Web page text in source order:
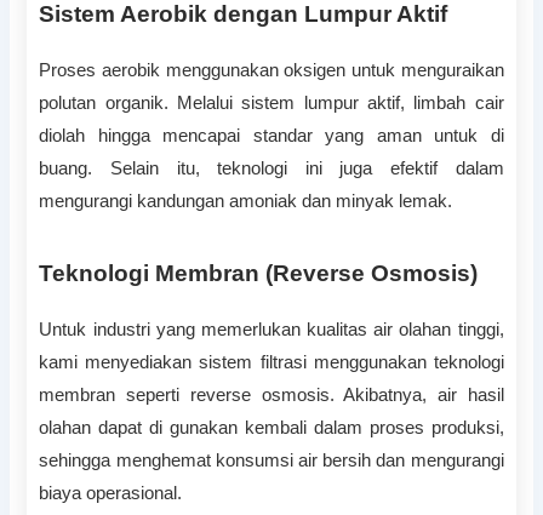
Sistem Aerobik dengan Lumpur Aktif
Proses aerobik menggunakan oksigen untuk menguraikan
polutan organik. Melalui sistem lumpur aktif, limbah cair
diolah hingga mencapai standar yang aman untuk di
buang. Selain itu, teknologi ini juga efektif dalam
mengurangi kandungan amoniak dan minyak lemak.
Teknologi Membran (Reverse Osmosis)
Untuk industri yang memerlukan kualitas air olahan tinggi,
kami menyediakan sistem filtrasi menggunakan teknologi
membran seperti reverse osmosis. Akibatnya, air hasil
olahan dapat di gunakan kembali dalam proses produksi,
sehingga menghemat konsumsi air bersih dan mengurangi
biaya operasional.